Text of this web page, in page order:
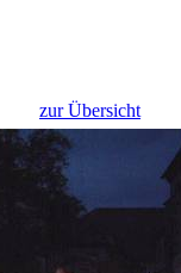
zur Übersicht